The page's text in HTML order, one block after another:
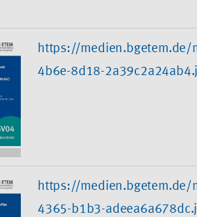
https://medien.bgetem.de/
4b6e-8d18-
https://medien.bgetem.de/
4365-b1b3-